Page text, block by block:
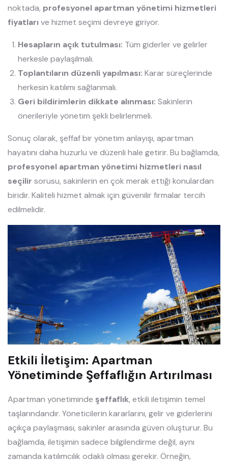
noktada, profesyonel apartman yönetimi hizmetleri
fiyatlarıve hizmet seçimi devreye giriyor.
Hesapların açık tutulması: Tüm giderler ve gelirler
herkesle paylaşılmalı.
Toplantıların düzenli yapılması: Karar süreçlerinde
herkesin katılımı sağlanmalı.
Geri bildirimlerin dikkate alınması: Sakinlerin
önerileriyle yönetim şekli belirlenmeli.
Sonuç olarak, şeffaf bir yönetim anlayışı, apartman
hayatını daha huzurlu ve düzenli hale getirir. Bu bağlamda,
profesyonel apartman yönetimi hizmetleri nasıl
seçilir sorusu, sakinlerin en çok merak ettiği konulardan
biridir. Kaliteli hizmet almak için güvenilir firmalar tercih
edilmelidir.
Etkili İletişim: Apartman
Yönetiminde Şeffaflığın Artırılması
Apartman yönetiminde şeffaflık, etkili iletişimin temel
taşlarındandır. Yöneticilerin kararlarını, gelir ve giderlerini
açıkça paylaşması, sakinler arasında güven oluşturur. Bu
bağlamda, iletişimin sadece bilgilendirme değil, aynı
zamanda katılımcılık odaklı olması gerekir. Örneğin,